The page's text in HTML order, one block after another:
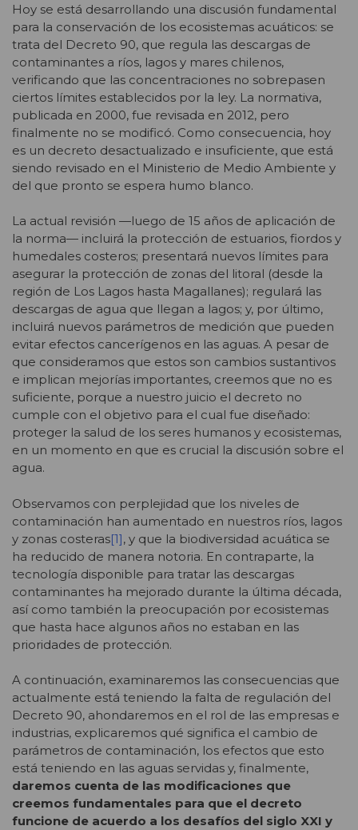
Hoy se está desarrollando una discusión fundamental
para la conservación de los ecosistemas acuáticos: se
trata del Decreto 90, que regula las descargas de
contaminantes a ríos, lagos y mares chilenos,
verificando que las concentraciones no sobrepasen
ciertos límites establecidos por la ley. La normativa,
publicada en 2000, fue revisada en 2012, pero
finalmente no se modificó. Como consecuencia, hoy
es un decreto desactualizado e insuficiente, que está
siendo revisado en el Ministerio de Medio Ambiente y
del que pronto se espera humo blanco.
La actual revisión —luego de 15 años de aplicación de
la norma— incluirá la protección de estuarios, fiordos y
humedales costeros; presentará nuevos límites para
asegurar la protección de zonas del litoral (desde la
región de Los Lagos hasta Magallanes); regulará las
descargas de agua que llegan a lagos; y, por último,
incluirá nuevos parámetros de medición que pueden
evitar efectos cancerígenos en las aguas. A pesar de
que consideramos que estos son cambios sustantivos
e implican mejorías importantes, creemos que no es
suficiente, porque a nuestro juicio el decreto no
cumple con el objetivo para el cual fue diseñado:
proteger la salud de los seres humanos y ecosistemas,
en un momento en que es crucial la discusión sobre el
agua.
Observamos con perplejidad que los niveles de
contaminación han aumentado en nuestros ríos, lagos
y zonas costeras[1], y que la biodiversidad acuática se
ha reducido de manera notoria. En contraparte, la
tecnología disponible para tratar las descargas
contaminantes ha mejorado durante la última década,
así como también la preocupación por ecosistemas
que hasta hace algunos años no estaban en las
prioridades de protección.
A continuación, examinaremos las consecuencias que
actualmente está teniendo la falta de regulación del
Decreto 90, ahondaremos en el rol de las empresas e
industrias, explicaremos qué significa el cambio de
parámetros de contaminación, los efectos que esto
está teniendo en las aguas servidas y, finalmente,
daremos cuenta de las modificaciones que
creemos fundamentales para que el decreto
funcione de acuerdo a los desafíos del siglo XXI y